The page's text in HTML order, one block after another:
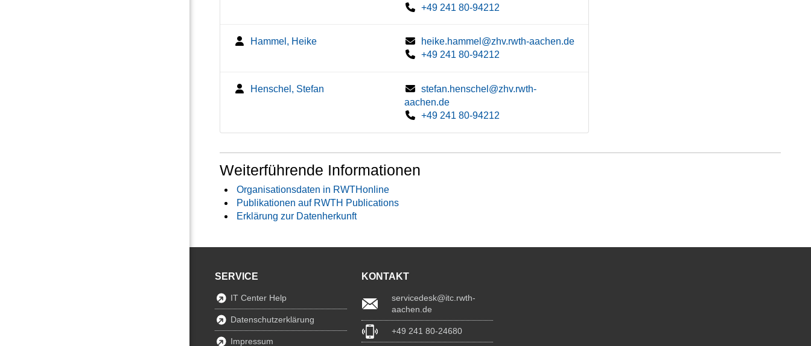
+49 241 80-94212
Hammel, Heike
heike.hammel@zhv.rwth-aachen.de
+49 241 80-94212
Henschel, Stefan
stefan.henschel@zhv.rwth-
aachen.de
+49 241 80-94212
Weiterführende Informationen
Organisationsdaten in RWTHonline
Publikationen auf RWTH Publications
Erklärung zur Datenherkunft
SERVICE
IT Center Help
Datenschutzerklärung
Impressum
KONTAKT
servicedesk@itc.rwth-
aachen.de
+49 241 80-24680